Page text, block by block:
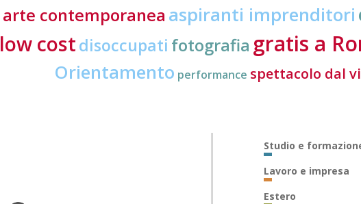
arte contemporanea aspiranti imprenditori
low costdisoccupati fotografia gratis a
Orientamento performance spettacolo dal
Studio e
Lavoro e impresa
Estero